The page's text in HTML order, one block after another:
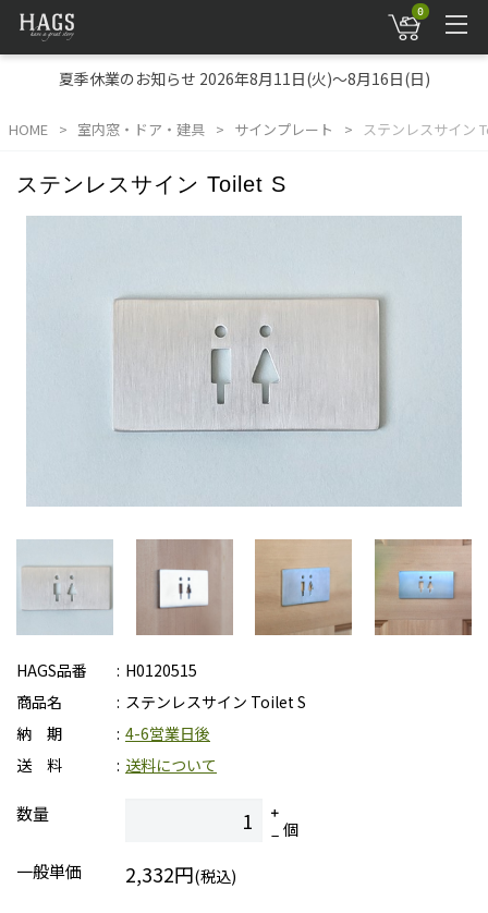
0
夏季休業のお知らせ 2026年8月11日(火)～8月16日(日)
HOME 室内窓・ドア・建具 サインプレート ステンレスサイン
ステンレスサイン Toilet S
HAGS品番
H0120515
商品名
ステンレスサイン Toilet S
納 期
4-6営業日後
送 料
送料について
数量
個
一般単価
2,332円(税込)